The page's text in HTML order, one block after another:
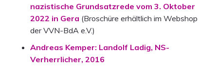
nazistische Grundsatzrede vom 3. Oktober
2022 in Gera (Broschüre erhältlich im Webshop
der VVN-BdA e.V.)
Andreas Kemper: Landolf Ladig, NS-
Verherrlicher, 2016